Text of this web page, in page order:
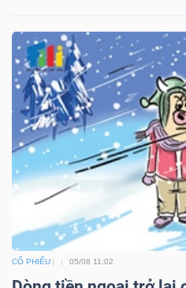
CỔ PHIẾU 05/08 11:02